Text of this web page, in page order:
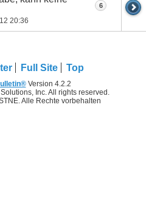
20:36
6
Full Site Top
Version 4.2.2
Inc. All rights reserved.
Alle Rechte vorbehalten